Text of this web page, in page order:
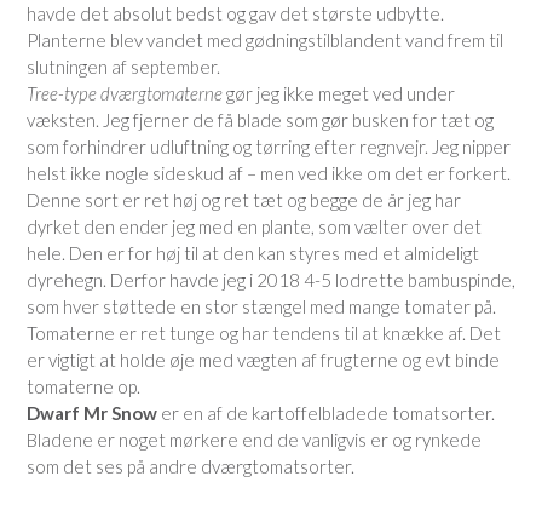
havde det absolut bedst og gav det største udbytte.
Planterne blev vandet med gødningstilblandent vand frem til
slutningen af september.
Tree-type dværgtomaternegør jeg ikke meget ved under
væksten. Jeg fjerner de få blade som gør busken for tæt og
som forhindrer udluftning og tørring efter regnvejr. Jeg nipper
helst ikke nogle sideskud af – men ved ikke om det er forkert.
Denne sort er ret høj og ret tæt og begge de år jeg har
dyrket den ender jeg med en plante, som vælter over det
hele. Den er for høj til at den kan styres med et almideligt
dyrehegn. Derfor havde jeg i 2018 4-5 lodrette bambuspinde,
som hver støttede en stor stængel med mange tomater på.
Tomaterne er ret tunge og har tendens til at knække af. Det
er vigtigt at holde øje med vægten af frugterne og evt binde
tomaterne op.
Dwarf Mr Snow er en af de kartoffelbladede tomatsorter.
Bladene er noget mørkere end de vanligvis er og rynkede
som det ses på andre dværgtomatsorter.